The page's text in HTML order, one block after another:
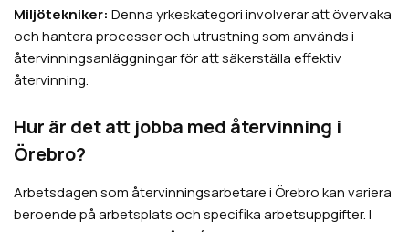
Miljötekniker: Denna yrkeskategori involverar att övervaka
och hantera processer och utrustning som används i
återvinningsanläggningar för att säkerställa effektiv
återvinning.
Hur är det att jobba med återvinning i
Örebro?
Arbetsdagen som återvinningsarbetare iÖrebrokan variera
beroende på arbetsplats och specifika arbetsuppgifter. I